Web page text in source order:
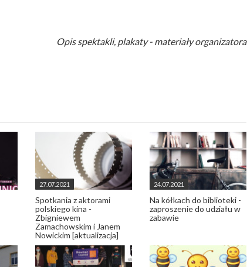
Opis spektakli, plakaty - materiały organizatora
27.07.2021
Spotkania z aktorami
polskiego kina -
Zbigniewem
Zamachowskim i Janem
Nowickim [aktualizacja]
24.07.2021
Na kółkach do biblioteki -
zaproszenie do udziału w
zabawie